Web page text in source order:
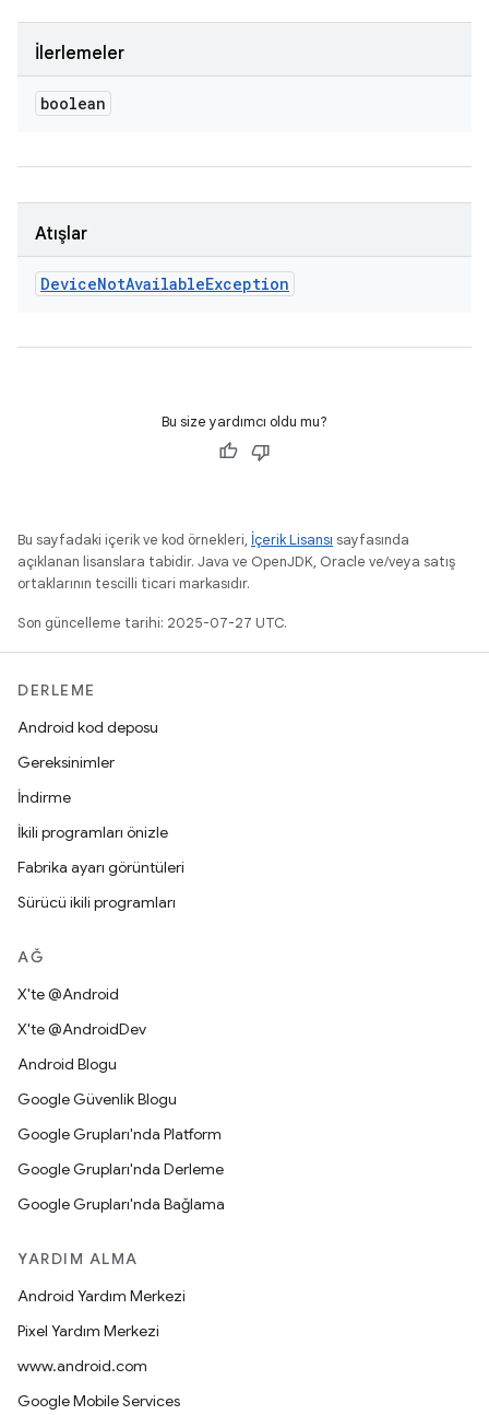
İlerlemeler
boolean
Atışlar
DeviceNotAvailableException
Bu size yardımcı oldu mu?
Bu sayfadaki içerik ve kod örnekleri, İçerik Lisansı sayfasında
açıklanan lisanslara tabidir. Java ve OpenJDK, Oracle ve/veya satış
ortaklarının tescilli ticari markasıdır.
Son güncelleme tarihi: 2025-07-27 UTC.
DERLEME
Android kod deposu
Gereksinimler
İndirme
İkili programları önizle
Fabrika ayarı görüntüleri
Sürücü ikili programları
AĞ
X'te @Android
X'te @AndroidDev
Android Blogu
Google Güvenlik Blogu
Google Grupları'nda Platform
Google Grupları'nda Derleme
Google Grupları'nda Bağlama
YARDIM ALMA
Android Yardım Merkezi
Pixel Yardım Merkezi
www.android.com
Google Mobile Services